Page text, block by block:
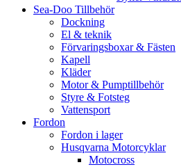
Sea-Doo Tillbehör
Dockning
El & teknik
Förvaringsboxar & Fästen
Kapell
Kläder
Motor & Pumptillbehör
Styre & Fotsteg
Vattensport
Fordon
Fordon i lager
Husqvarna Motorcyklar
Motocross